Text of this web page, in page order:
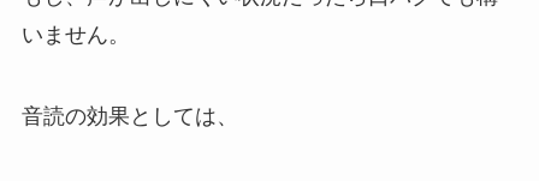
いません。
音読の効果としては、